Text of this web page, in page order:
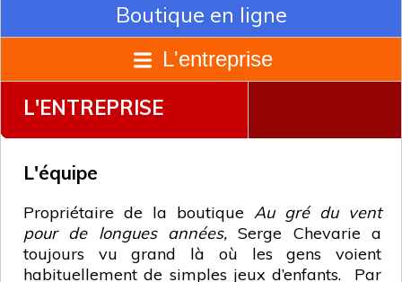
Boutique en ligne
L'entreprise
L'ENTREPRISE
L'équipe
Propriétaire de la boutique Au gré du vent
pour de longues années,Serge Chevarie a
toujours vu grand là où les gens voient
habituellement de simples jeux d’enfants.
Par